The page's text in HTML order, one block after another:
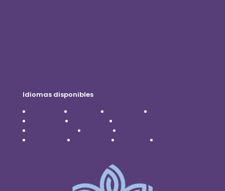
Idiomas disponibles